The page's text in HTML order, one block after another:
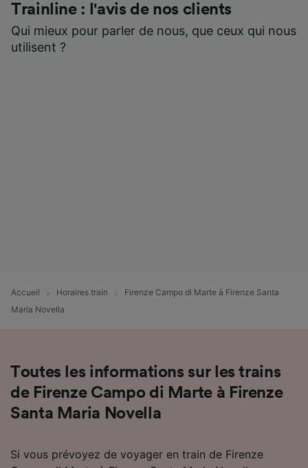
Trainline : l'avis de nos clients
Qui mieux pour parler de nous, que ceux qui nous
utilisent ?
Accueil Horaires train
Firenze Campo di Marte à Firenze Santa
Maria Novella
Toutes les informations sur les trains
de Firenze Campo di Marte à Firenze
Santa Maria Novella
Si vous prévoyez de voyager en train de Firenze